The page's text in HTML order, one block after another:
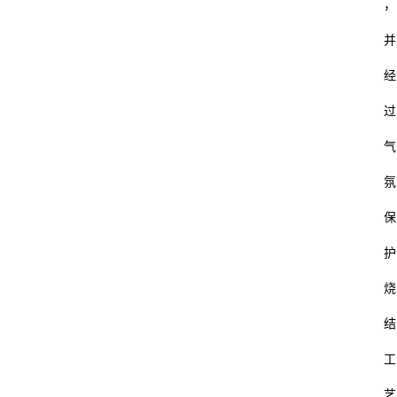
，
并
经
过
气
氛
保
护
烧
结
工
艺